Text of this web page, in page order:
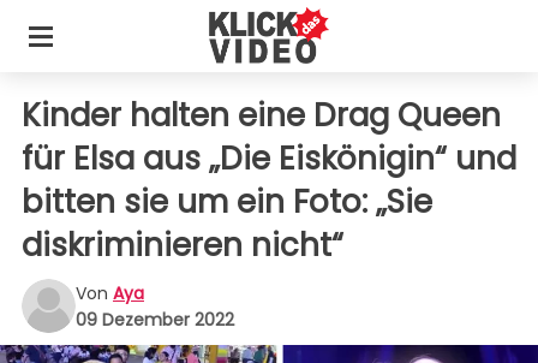
Kinder halten eine Drag Queen
für Elsa aus „Die Eiskönigin“ und
bitten sie um ein Foto: „Sie
diskriminieren nicht“
Von Aya
09 Dezember 2022